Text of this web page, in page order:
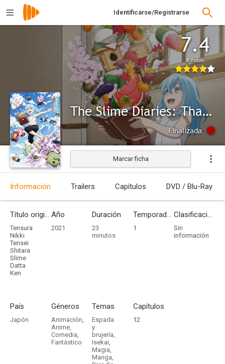
Identificarse/Registrarse
7.4
8 votos
The Slime Diaries: That Time I Got Reincarnated as a Slime
Finalizada
Marcar ficha
Información Trailers Capítulos DVD / Blu-Ray
Título original
Tensura
Nikki
Tensei
Shitara
Slime
Datta
Ken
Año
2021
Duración
23
minutos
Temporadas
1
Clasificación por edades
Sin
información
País
Japón
Géneros
Animación,
Anime,
Comedia,
Fantástico
Temas
Espada
y
brujería,
Isekai,
Magia,
Manga,
Capítulos
12